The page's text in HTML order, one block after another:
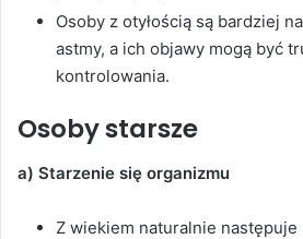
Osoby z otyłością są bardziej
astmy, a ich objawy mogą być
kontrolowania.
Osoby starsze
a) Starzenie się organizmu
Z wiekiem naturalnie